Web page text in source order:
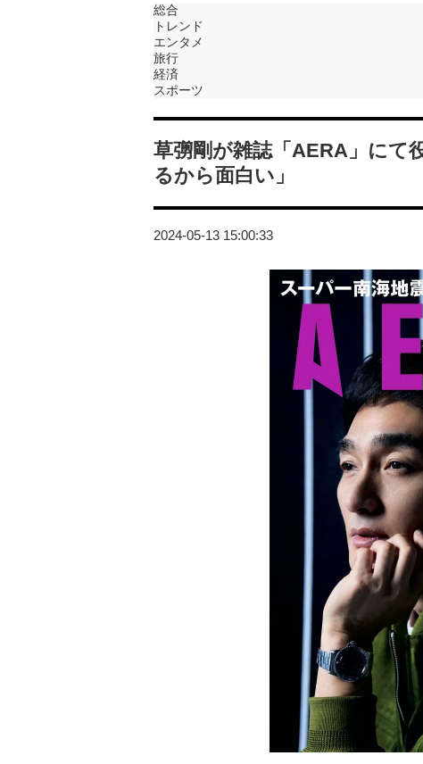
総合
トレンド
エンタメ
旅行
経済
スポーツ
草彅剛が雑誌「AERA」にて
るから面白い」
2024-05-13 15:00:33